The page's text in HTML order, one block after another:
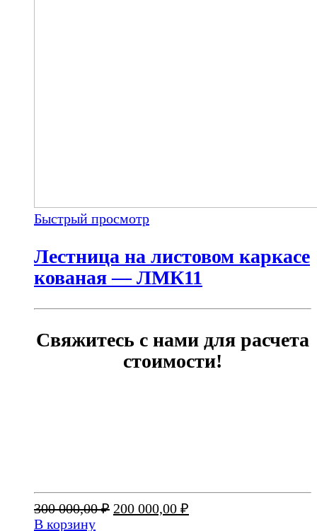
Быстрый просмотр
Лестница на листовом каркасе
кованая — ЛМК11
Свяжитесь с нами для расчета
стоимости!
300 000,00₽ Первоначальная
200 000,00 ₽
В корзину